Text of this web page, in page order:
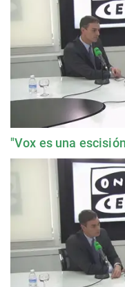
"Vox es una